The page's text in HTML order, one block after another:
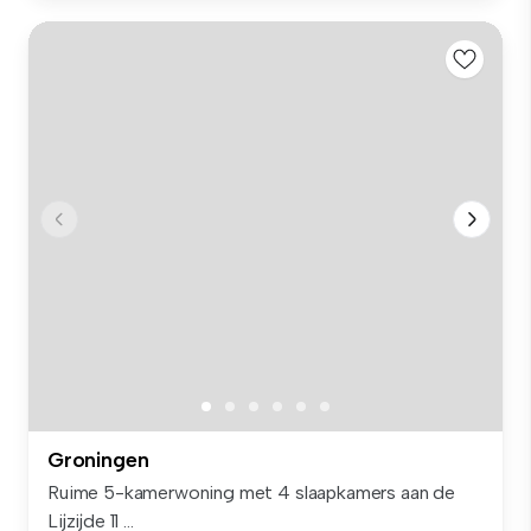
Groningen
Ruime 5-kamerwoning met 4 slaapkamers aan de
Lijzijde 11 ...